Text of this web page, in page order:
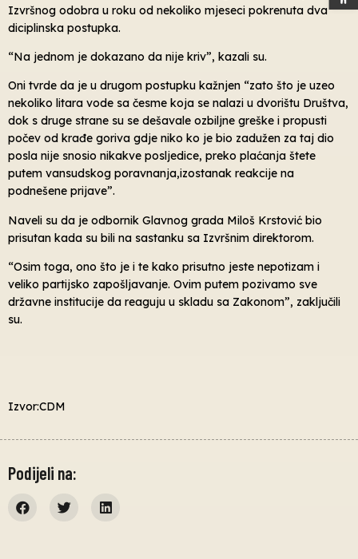
Izvršnog odobra u roku od nekoliko mjeseci pokrenuta dva
diciplinska postupka.
“Na jednom je dokazano da nije kriv”, kazali su.
Oni tvrde da je u drugom postupku kažnjen “zato što je uzeo
nekoliko litara vode sa česme koja se nalazi u dvorištu Društva,
dok s druge strane su se dešavale ozbiljne greške i propusti
počev od krađe goriva gdje niko ko je bio zadužen za taj dio
posla nije snosio nikakve posljedice, preko plaćanja štete
putem vansudskog poravnanja,izostanak reakcije na
podnešene prijave”.
Naveli su da je odbornik Glavnog grada Miloš Krstović bio
prisutan kada su bili na sastanku sa Izvršnim direktorom.
“Osim toga, ono što je i te kako prisutno jeste nepotizam i
veliko partijsko zapošljavanje. Ovim putem pozivamo sve
državne institucije da reaguju u skladu sa Zakonom”, zaključili
su.
Izvor:CDM
Podijeli na: